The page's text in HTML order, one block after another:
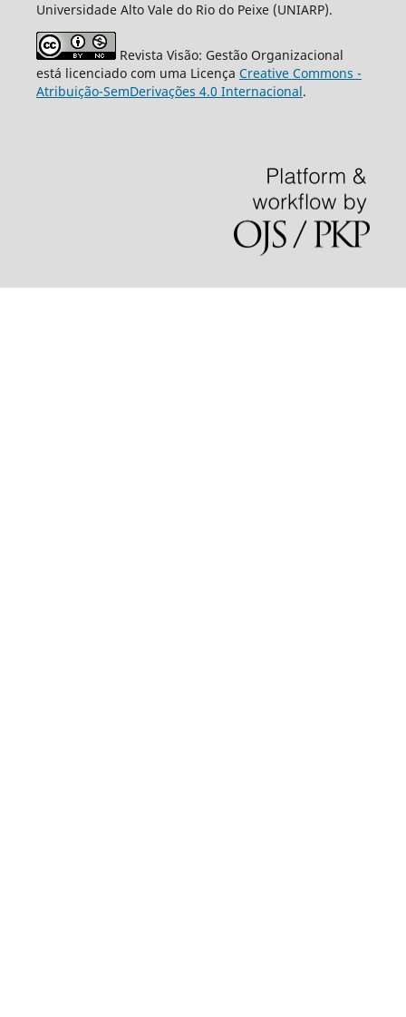
Universidade Alto Vale do Rio do Peixe (UNIARP).
Revista Visão: Gestão Organizacional
está licenciado com uma Licença Creative Commons -
Atribuição-SemDerivações 4.0 Internacional.